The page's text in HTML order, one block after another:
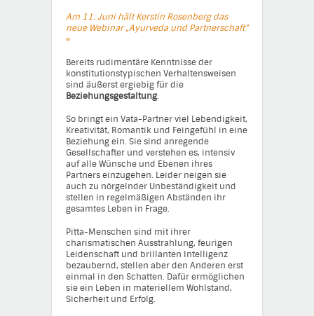
Am 11. Juni hält Kerstin Rosenberg das
neue Webinar „Ayurveda und Partnerschaft“
»
Bereits rudimentäre Kenntnisse der
konstitutionstypischen Verhaltensweisen
sind äußerst ergiebig für die
Beziehungsgestaltung:
So bringt ein Vata-Partner viel Lebendigkeit,
Kreativität, Romantik und Feingefühl in eine
Beziehung ein. Sie sind anregende
Gesellschafter und verstehen es, intensiv
auf alle Wünsche und Ebenen ihres
Partners einzugehen. Leider neigen sie
auch zu nörgelnder Unbeständigkeit und
stellen in regelmäßigen Abständen ihr
gesamtes Leben in Frage.
Pitta-Menschen sind mit ihrer
charismatischen Ausstrahlung, feurigen
Leidenschaft und brillanten Intelligenz
bezaubernd, stellen aber den Anderen erst
einmal in den Schatten. Dafür ermöglichen
sie ein Leben in materiellem Wohlstand,
Sicherheit und Erfolg.